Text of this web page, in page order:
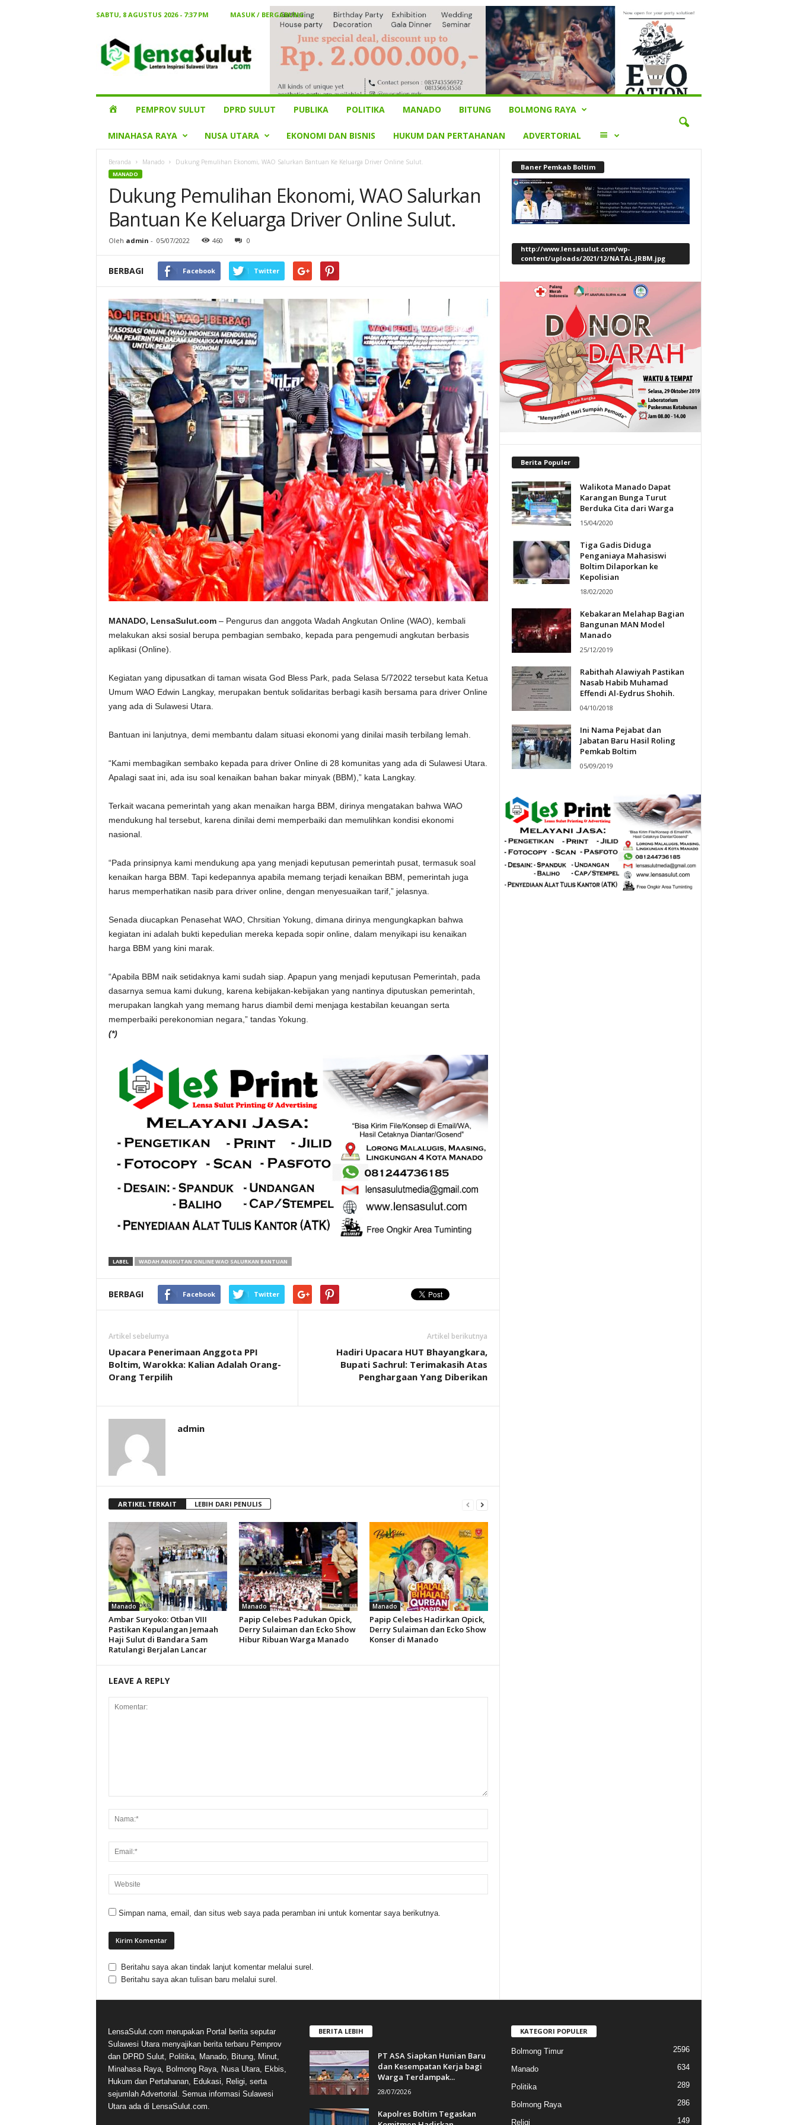
SABTU, 8 AGUSTUS 2026 - 7:37 PM
MASUK / BERGABUNG
Sulut
HOMEPEMPROV SULUT DPRD SULUT PUBLIKA POLITIKA MANADO BITUNG BOLMONG RAYA
MINAHASA RAYA NUSA UTARA EKONOMI DAN BISNIS HUKUM DAN PERTAHANAN ADVERTORIAL LAINNYA
Beranda Manado Dukung Pemulihan Ekonomi, WAO Salurkan Bantuan Ke Keluarga Driver Online Sulut.
MANADO
Dukung Pemulihan Ekonomi, WAO Salurkan
Bantuan Ke Keluarga Driver Online Sulut.
Oleh admin - 05/07/2022 460 0
BERBAGI Facebook Twitter
MANADO, LensaSulut.com– Pengurus dan anggota Wadah Angkutan Online (WAO), kembali
melakukan aksi sosial berupa pembagian sembako, kepada para pengemudi angkutan berbasis
aplikasi (Online).
Kegiatan yang dipusatkan di taman wisata God Bless Park, pada Selasa 5/72022 tersebut kata Ketua
Umum WAO Edwin Langkay, merupakan bentuk solidaritas berbagi kasih bersama para driver Online
yang ada di Sulawesi Utara.
Bantuan ini lanjutnya, demi membantu dalam situasi ekonomi yang dinilai masih terbilang lemah.
“Kami membagikan sembako kepada para driver Online di 28 komunitas yang ada di Sulawesi Utara.
Apalagi saat ini, ada isu soal kenaikan bahan bakar minyak (BBM),” kata Langkay.
Terkait wacana pemerintah yang akan menaikan harga BBM, dirinya mengatakan bahwa WAO
mendukung hal tersebut, karena dinilai demi memperbaiki dan memulihkan kondisi ekonomi
nasional.
“Pada prinsipnya kami mendukung apa yang menjadi keputusan pemerintah pusat, termasuk soal
kenaikan harga BBM. Tapi kedepannya apabila memang terjadi kenaikan BBM, pemerintah juga
harus memperhatikan nasib para driver online, dengan menyesuaikan tarif,” jelasnya.
Senada diucapkan Penasehat WAO, Chrsitian Yokung, dimana dirinya mengungkapkan bahwa
kegiatan ini adalah bukti kepedulian mereka kepada sopir online, dalam menyikapi isu kenaikan
harga BBM yang kini marak.
“Apabila BBM naik setidaknya kami sudah siap. Apapun yang menjadi keputusan Pemerintah, pada
dasarnya semua kami dukung, karena kebijakan-kebijakan yang nantinya diputuskan pemerintah,
merupakan langkah yang memang harus diambil demi menjaga kestabilan keuangan serta
memperbaiki perekonomian negara,” tandas Yokung.
(*)
LABEL WADAH ANGKUTAN ONLINE WAO SALURKAN BANTUAN
BERBAGI Facebook Twitter
Artikel sebelumya
Upacara Penerimaan Anggota PPI
Boltim, Warokka: Kalian Adalah Orang-
Orang Terpilih
Artikel berikutnya
Hadiri Upacara HUT Bhayangkara,
Bupati Sachrul: Terimakasih Atas
Penghargaan Yang Diberikan
admin
ARTIKEL TERKAIT LEBIH DARI PENULIS
Manado
Ambar Suryoko: Otban VIII
Pastikan Kepulangan Jemaah
Haji Sulut di Bandara Sam
Ratulangi Berjalan Lancar
Manado
Papip Celebes Padukan Opick,
Derry Sulaiman dan Ecko Show
Hibur Ribuan Warga Manado
Manado
Papip Celebes Hadirkan Opick,
Derry Sulaiman dan Ecko Show
Konser di Manado
LEAVE A REPLY
Simpan nama, email, dan situs web saya pada peramban ini untuk komentar saya berikutnya.
Beritahu saya akan tindak lanjut komentar melalui surel.
Beritahu saya akan tulisan baru melalui surel.
Baner Pemkab Boltim
http://www.lensasulut.com/wp-
content/uploads/2021/12/NATAL-JRBM.jpg
Berita Populer
Walikota Manado Dapat
Karangan Bunga Turut
Berduka Cita dari Warga
15/04/2020
Tiga Gadis Diduga
Penganiaya Mahasiswi
Boltim Dilaporkan ke
Kepolisian
18/02/2020
Kebakaran Melahap Bagian
Bangunan MAN Model
Manado
25/12/2019
Rabithah Alawiyah Pastikan
Nasab Habib Muhamad
Effendi Al-Eydrus Shohih.
04/10/2018
Ini Nama Pejabat dan
Jabatan Baru Hasil Roling
Pemkab Boltim
05/09/2019
LensaSulut.com merupakan Portal berita seputar
Sulawesi Utara menyajikan berita terbaru Pemprov
dan DPRD Sulut, Politika, Manado, Bitung, Minut,
Minahasa Raya, Bolmong Raya, Nusa Utara, Ekbis,
Hukum dan Pertahanan, Edukasi, Religi, serta
sejumlah Advertorial. Semua informasi Sulawesi
Utara ada di LensaSulut.com.
BERITA LEBIH
PT ASA Siapkan Hunian Baru
dan Kesempatan Kerja bagi
Warga Terdampak...
28/07/2026
Kapolres Boltim Tegaskan
KATEGORI POPULER
Bolmong Timur 2596
Manado 634
Politika 289
Bolmong Raya 286
Religi 149